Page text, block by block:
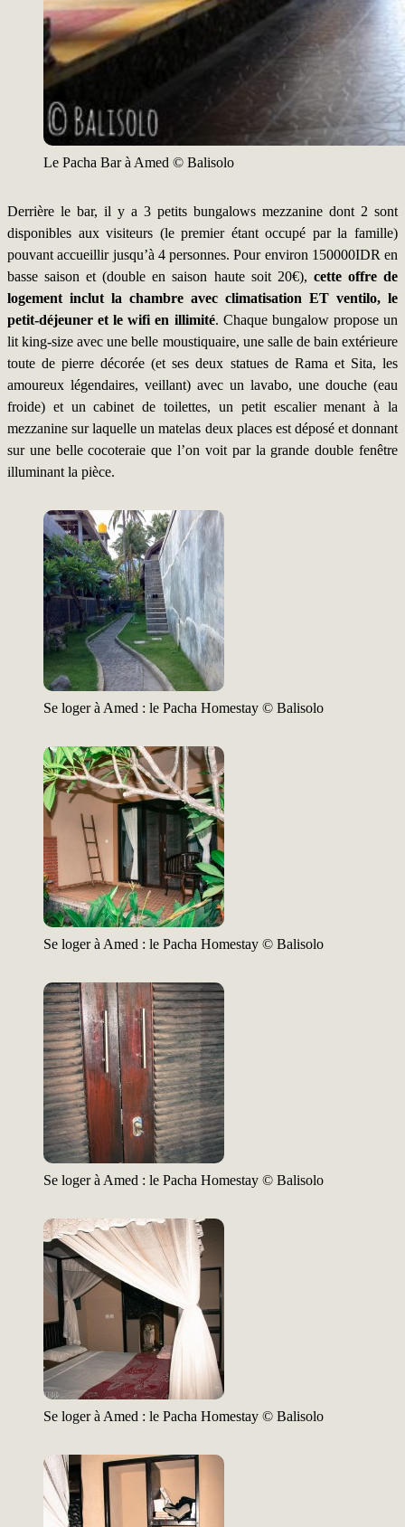
Le Pacha Bar à Amed © Balisolo
Derrière le bar, il y a 3 petits bungalows mezzanine dont 2 sont
disponibles aux visiteurs (le premier étant occupé par la famille)
pouvant accueillir jusqu’à 4 personnes. Pour environ 150000IDR en
basse saison et (double en saison haute soit 20€), cette offre de
logement inclut la chambre avec climatisation ET ventilo, le
petit-déjeuner et le wifi en illimité. Chaque bungalow propose un
lit king-size avec une belle moustiquaire, une salle de bain extérieure
toute de pierre décorée (et ses deux statues de Rama et Sita, les
amoureux légendaires, veillant) avec un lavabo, une douche (eau
froide) et un cabinet de toilettes, un petit escalier menant à la
mezzanine sur laquelle un matelas deux places est déposé et donnant
sur une belle cocoteraie que l’on voit par la grande double fenêtre
illuminant la pièce.
Se loger à Amed : le Pacha Homestay © Balisolo
Se loger à Amed : le Pacha Homestay © Balisolo
Se loger à Amed : le Pacha Homestay © Balisolo
Se loger à Amed : le Pacha Homestay © Balisolo